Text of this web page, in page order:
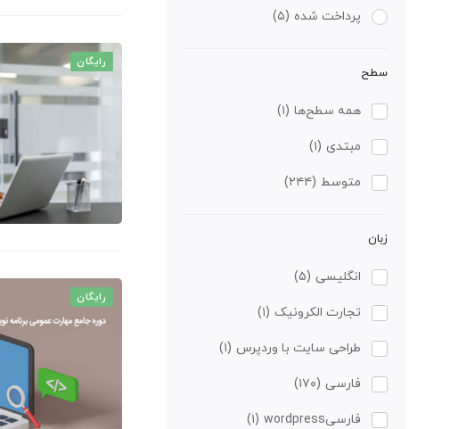
پرداخت شده (۵)
سطح
همه سطح‌ها (۱)
مبتدی (۱)
متوسط (۲۴۴)
زبان
انگلیسی (۵)
تجارت الکرونیک (۱)
طراحی سایت با وردپرس (۱)
فارسی (۱۷۰)
فارسیwordpress (۱)
رایگان
رایگان